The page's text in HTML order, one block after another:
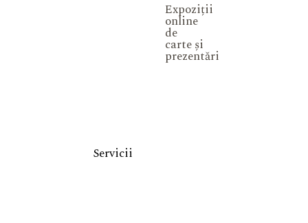
Expoziții
online
de
carte și
prezentări
Servicii